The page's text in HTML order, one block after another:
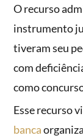
O recurso
instrumento
tiveram seu
com
como
Esse recurso
banca